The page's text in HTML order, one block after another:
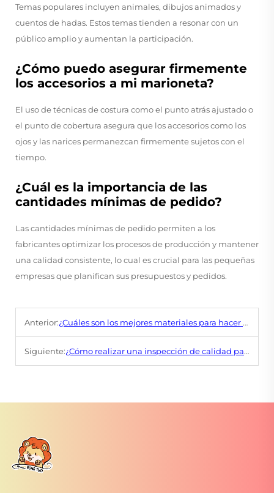
Temas populares incluyen animales, dibujos animados y
cuentos de hadas. Estos temas tienden a resonar con un
público amplio y aumentan la participación.
¿Cómo puedo asegurar firmemente
los accesorios a mi marioneta?
El uso de técnicas de costura como el punto atrás ajustado o
el punto de cobertura asegura que los accesorios como los
ojos y las narices permanezcan firmemente sujetos con el
tiempo.
¿Cuál es la importancia de las
cantidades mínimas de pedido?
Las cantidades mínimas de pedido permiten a los
fabricantes optimizar los procesos de producción y mantener
una calidad consistente, lo cual es crucial para las pequeñas
empresas que planifican sus presupuestos y pedidos.
Anterior:¿Cuáles son los mejores materiales para hacer un títere de mano suave?
Siguiente:¿Cómo realizar una inspección de calidad para juguetes de peluche y asegurar altos estándares?